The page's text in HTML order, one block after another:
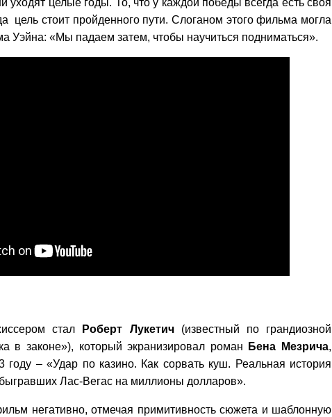
цель стоит пройденного пути. Слоганом этого фильма могла
Уэйна: «Мы падаем затем, чтобы научиться подниматься».
стал Роберт Лукетич(известный по грандиозной
в законе»), который экранизировал роман
Бена Мезрича,
году – «Удар по казино. Как сорвать куш. Реальная история
Лас-Вегас на миллионы долларов».
негативно, отмечая примитивность сюжета и шаблонную